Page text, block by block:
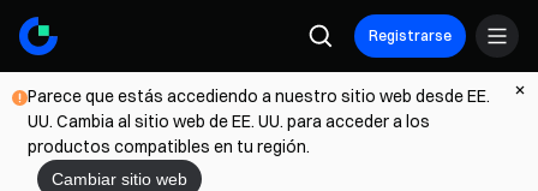
Registrarse
Parece que estás accediendo a nuestro sitio web desde EE.
UU. Cambia al sitio web de EE. UU. para acceder a los
productos compatibles en tu región.
Cambiar sitio web